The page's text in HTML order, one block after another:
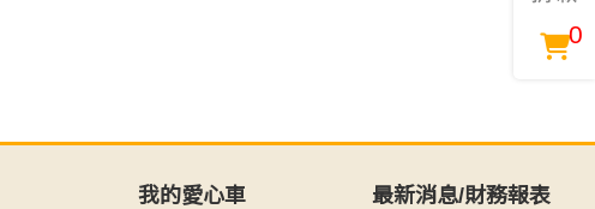
我的愛心車 最新消息/財務報表
0